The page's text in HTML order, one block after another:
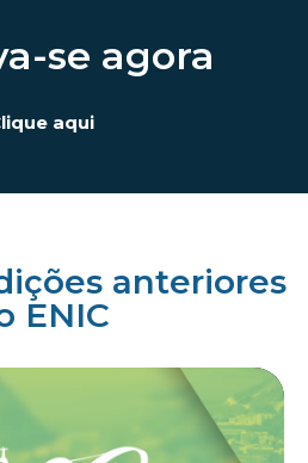
se agora
aqui
anteriores
ENIC